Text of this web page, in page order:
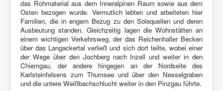
das Rohmaterial aus dem Inneralpinen Raum sowie aus dem
Osten bezogen wurde. Vermutlich lebten und arbeiteten hier
Familien, die in engem Bezug zu den Solequellen und deren
Ausbeutung standen. Gleichzeitig lagen die Wohnstätten an
einem wichtigen Verkehrsweg, der das Reichenhaller Becken
über das Langackertal verließ und sich dort teilte, wobei einer
der Wege über den Jochberg nach Inzell und weiter in den
Chiemgau, der andere hingegen an der Nordseite des
Karlsteinfelsens zum Thumsee und über den Nesselgraben
und die untere Weißbachschlucht weiter in den Pinzgau führte.